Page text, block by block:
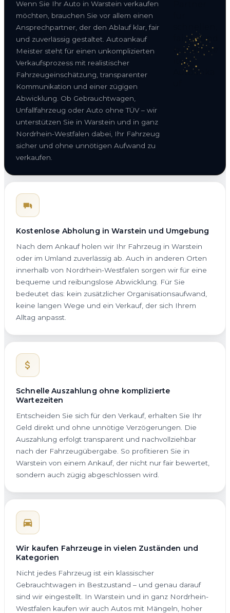
Wenn Sie Ihr Auto in Warstein verkaufen
möchten, brauchen Sie vor allem einen
Ansprechpartner, der den Ablauf klar, fair
und zuverlässig gestaltet. Autoankauf
Meister steht für einen unkomplizierten
Verkaufsprozess mit realistischer
Fahrzeugeinschätzung, transparenter
Kommunikation und einer zügigen
Abwicklung. Ob Gebrauchtwagen,
Unfallfahrzeug oder Auto ohne TÜV – wir
unterstützen Sie in Warstein und in ganz
Nordrhein-Westfalen dabei, Ihr Fahrzeug
sicher und ohne unnötigen Aufwand zu
verkaufen.
Kostenlose Abholung in Warstein und Umgebung
Nach dem Ankauf holen wir Ihr Fahrzeug in Warstein
oder im Umland zuverlässig ab. Auch in anderen Orten
innerhalb von Nordrhein-Westfalen sorgen wir für eine
bequeme und reibungslose Abwicklung. Für Sie
bedeutet das: kein zusätzlicher Organisationsaufwand,
keine langen Wege und ein Verkauf, der sich Ihrem
Alltag anpasst.
Schnelle Auszahlung ohne komplizierte
Wartezeiten
Entscheiden Sie sich für den Verkauf, erhalten Sie Ihr
Geld direkt und ohne unnötige Verzögerungen. Die
Auszahlung erfolgt transparent und nachvollziehbar
nach der Fahrzeugübergabe. So profitieren Sie in
Warstein von einem Ankauf, der nicht nur fair bewertet,
sondern auch zügig abgeschlossen wird.
Wir kaufen Fahrzeuge in vielen Zuständen und
Kategorien
Nicht jedes Fahrzeug ist ein klassischer
Gebrauchtwagen in Bestzustand – und genau darauf
sind wir eingestellt. In Warstein und in ganz Nordrhein-
Westfalen kaufen wir auch Autos mit Mängeln, hoher